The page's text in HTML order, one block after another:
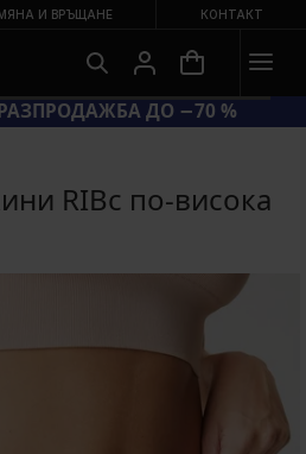
И ВРЪЩАНЕ КОНТАКТ
ГОЛЯМА
RIBс по-висока